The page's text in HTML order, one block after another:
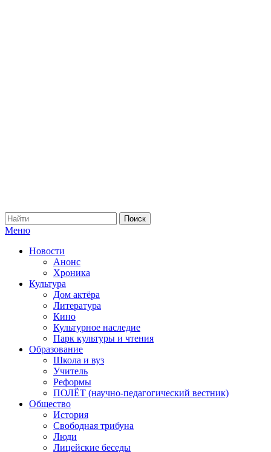
Меню
Новости
Анонс
Хроника
Культура
Дом актёра
Литература
Кино
Культурное наследие
Парк культуры и чтения
Образование
Школа и вуз
Учитель
Реформы
ПОЛЁТ (научно-педагогический вестник)
Общество
История
Свободная трибуна
Люди
Лицейские беседы